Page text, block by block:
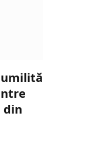
umilită
din